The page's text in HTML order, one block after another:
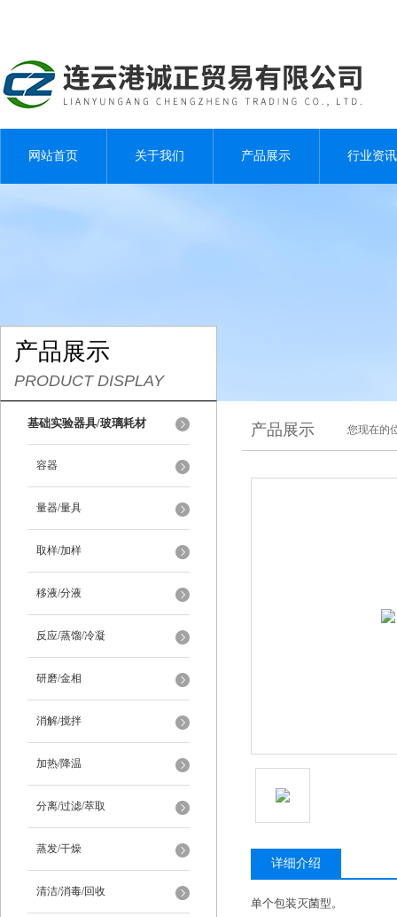
网站首页 关于我们 产品展示 行业资讯
产品展示
PRODUCT DISPLAY
基础实验器具/玻璃耗材
容器
量器/量具
取样/加样
移液/分液
反应/蒸馏/冷凝
研磨/金相
消解/搅拌
加热/降温
分离/过滤/萃取
蒸发/干燥
清洁/消毒/回收
产品展示 您现在的
详细介绍
单个包装灭菌型。